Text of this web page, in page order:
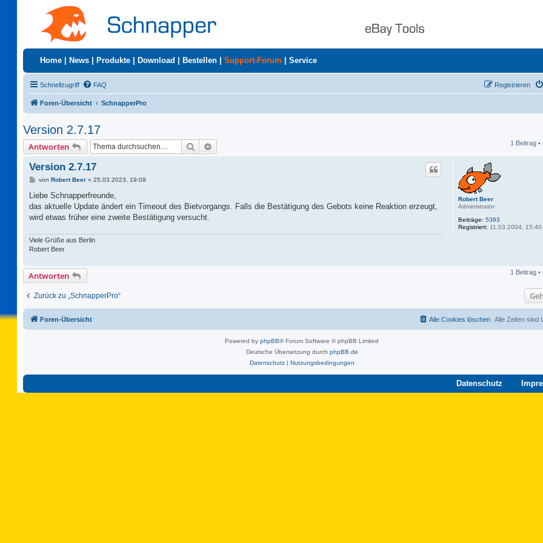
Home News Produkte Download Bestellen Support-Forum Service
Schnellzugriff FAQ Registrieren
Foren-Übersicht SchnapperPro
Version 2.7.17
Antworten Suche 1 Beitrag •
Robert Beer
Administrator
Beiträge: 5393
Registriert: 11.03.2004, 15:40
Version 2.7.17
B
i
r
a
von Robert Beer» 25.03.2023, 19:09
Liebe Schnapperfreunde,
das aktuelle Update ändert ein Timeout des Bietvorgangs. Falls die Bestätigung des Gebots keine Reaktion erzeugt,
wird etwas früher eine zweite Bestätigung versucht.
Viele Grüße aus Berlin
Robert Beer
Antworten 1 Beitrag •
Zurück zu „SchnapperPro“
Foren-Übersicht Alle Zeiten sind
Alle Cookies löschen
Powered by phpBB® Forum Software © phpBB Limited
Deutsche Übersetzung durch phpBB.de
Datenschutz| Nutzungsbedingungen
Datenschutz